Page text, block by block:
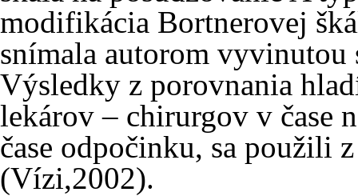
modifikácia Bortnerovej
snímala autorom vyvinutou
Výsledky z porovnania
lekárov – chirurgov v čase
čase odpočinku, sa použili
(Vízi,2002).